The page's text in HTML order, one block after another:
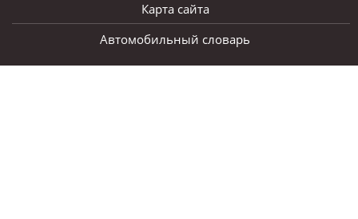
Карта сайта
Автомобильный словарь